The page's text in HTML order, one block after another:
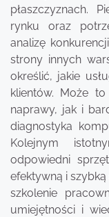
płaszczyznach.
rynku oraz
analizę
strony innych
określić, jakie
klientów. Może
naprawy, jak i
diagnostyka
Kolejnym
odpowiedni
efektywną i
szkolenie
umiejętności i